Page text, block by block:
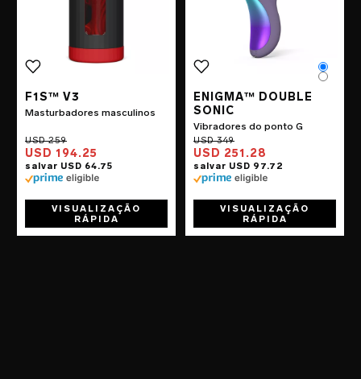
F1S™ V3
Masturbadores masculinos
USD 194.25
VISUALIZAÇÃO
RÁPIDA
ENIGMA™ DOUBLE
SONIC
Vibradores do ponto G
USD 251.28
Color
Color
VISUALIZAÇÃO
RÁPIDA